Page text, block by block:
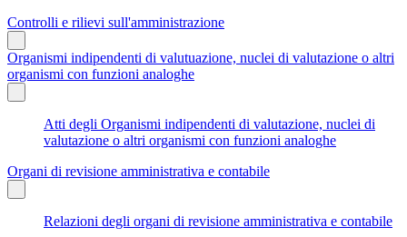
Controlli e rilievi sull'amministrazione
Organismi indipendenti di valutuazione, nuclei di valutazione o altri
organismi con funzioni analoghe
Atti degli Organismi indipendenti di valutazione, nuclei di
valutazione o altri organismi con funzioni analoghe
Organi di revisione amministrativa e contabile
Relazioni degli organi di revisione amministrativa e contabile